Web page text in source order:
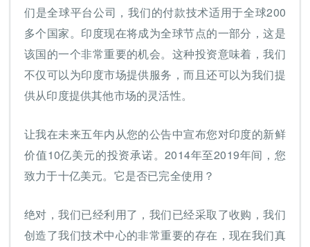
们是全球平台公司，我们的付款技术适用于全球200
多个国家。印度现在将成为全球节点的一部分，这是
该国的一个非常重要的机会。这种投资意味着，我们
不仅可以为印度市场提供服务，而且还可以为我们提
供从印度提供其他市场的灵活性。
让我在未来五年内从您的公告中宣布您对印度的新鲜
价值10亿美元的投资承诺。2014年至2019年间，您
致力于十亿美元。它是否已完全使用？
绝对，我们已经利用了，我们已经采取了收购，我们
创造了我们技术中心的非常重要的存在，现在我们真